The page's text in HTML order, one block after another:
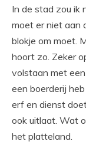
In de stad zou ik
moet er niet aan
blokje om moet.
hoort zo. Zeker
volstaan met
een boerderij
erf en dienst
ook uitlaat. Wat
het platteland.